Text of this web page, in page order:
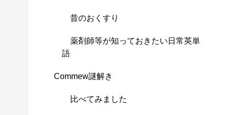
昔のおくすり
薬剤師等が知っておきたい日常英単
語
Commew謎解き
比べてみました